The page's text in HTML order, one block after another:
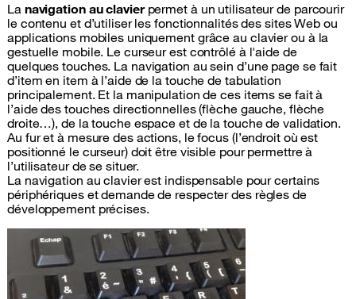
La navigation au clavierpermet à un utilisateur de parcourir
le contenu et d’utiliser les fonctionnalités des sites Web ou
applications mobiles uniquement grâce au clavier ou à la
gestuelle mobile. Le curseur est contrôlé à l'aide de
quelques touches. La navigation au sein d’une page se fait
d’item en item à l’aide de la touche de tabulation
principalement. Et la manipulation de ces items se fait à
l’aide des touches directionnelles (flèche gauche, flèche
droite…), de la touche espace et de la touche de validation.
Au fur et à mesure des actions, le focus (l’endroit où est
positionné le curseur) doit être visible pour permettre à
l’utilisateur de se situer.
La navigation au clavier est indispensable pour certains
périphériques et demande de respecter des règles de
développement précises.